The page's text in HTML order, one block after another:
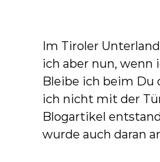
Im Tiroler
ich aber nun,
Bleibe ich beim Du
ich nicht mit der
Blogartikel
wurde auch daran